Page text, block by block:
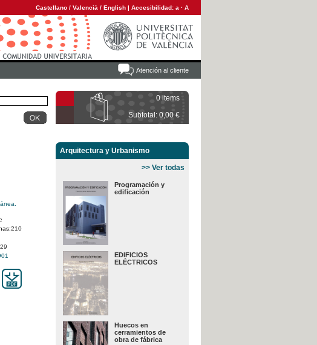
Castellano / Valencià / English | Accesibilidad: a · A
Atención al cliente
0 items
Subtotal: 0,00 €
Arquitectura y Urbanismo
>> Ver todas
Programación y
edificación
EDIFICIOS
ELÉCTRICOS
Huecos en
cerramientos de
obra de fábrica
210